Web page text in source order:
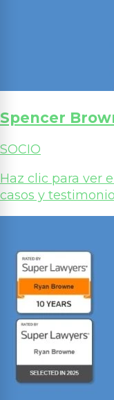
Spencer
SOCIO
Haz clic para ver
casos y